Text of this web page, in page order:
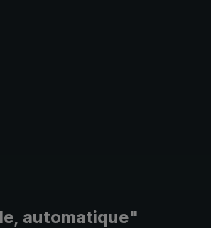
automatique"